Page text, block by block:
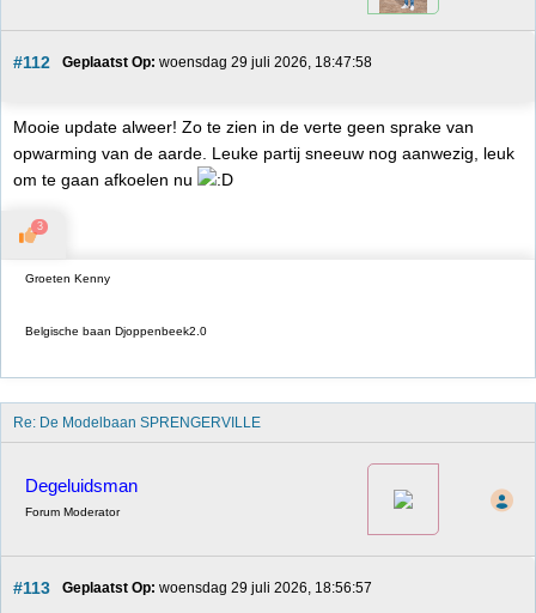
#112 Geplaatst Op: woensdag 29 juli 2026, 18:47:58
Mooie update alweer! Zo te zien in de verte geen sprake van
opwarming van de aarde. Leuke partij sneeuw nog aanwezig, leuk
om te gaan afkoelen nu
3
Groeten Kenny
Belgische baan Djoppenbeek2.0
Re: De Modelbaan SPRENGERVILLE
Degeluidsman
Forum Moderator
#113 Geplaatst Op: woensdag 29 juli 2026, 18:56:57